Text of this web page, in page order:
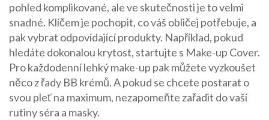
pohled komplikované, ale ve skutečnosti je to velmi
snadné. Klíčem je pochopit, co váš obličej potřebuje, a
pak vybrat odpovídající produkty. Například, pokud
hledáte dokonalou krytost, startujte s Make-up Cover.
Pro každodenní lehký make-up pak můžete vyzkoušet
něco z řady BB krémů. A pokud se chcete postarat o
svou pleť na maximum, nezapomeňte zařadit do vaší
rutiny séra a masky.